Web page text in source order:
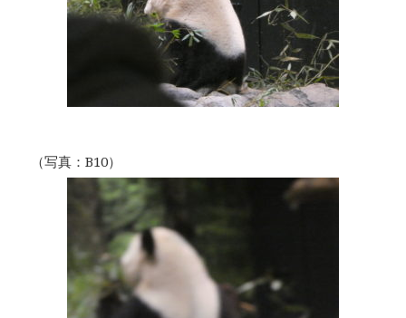
（写真：B10）